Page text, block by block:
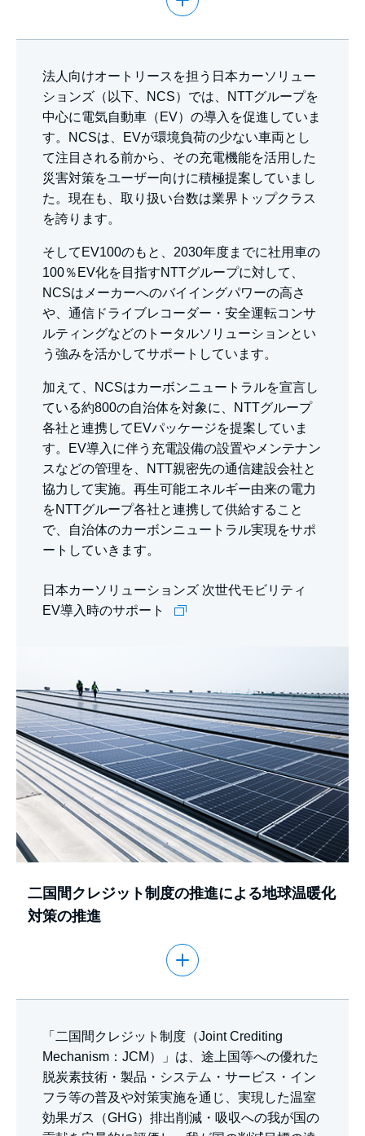
法人向けオートリースを担う日本カーソリュー
ションズ（以下、NCS）では、NTTグループを
中心に電気自動車（EV）の導入を促進していま
す。NCSは、EVが環境負荷の少ない車両とし
て注目される前から、その充電機能を活用した
災害対策をユーザー向けに積極提案していまし
た。現在も、取り扱い台数は業界トップクラス
を誇ります。
そしてEV100のもと、2030年度までに社用車の
100％EV化を目指すNTTグループに対して、
NCSはメーカーへのバイイングパワーの高さ
や、通信ドライブレコーダー・安全運転コンサ
ルティングなどのトータルソリューションとい
う強みを活かしてサポートしています。
加えて、NCSはカーボンニュートラルを宣言し
ている約800の自治体を対象に、NTTグループ
各社と連携してEVパッケージを提案していま
す。EV導入に伴う充電設備の設置やメンテナン
スなどの管理を、NTT親密先の通信建設会社と
協力して実施。再生可能エネルギー由来の電力
をNTTグループ各社と連携して供給すること
で、自治体のカーボンニュートラル実現をサポ
ートしていきます。
日本カーソリューションズ 次世代モビリティ
EV導入時のサポート
二国間クレジット制度の推進による地球温暖化
対策の推進
「二国間クレジット制度（Joint Crediting
Mechanism：JCM）」は、途上国等への優れた
脱炭素技術・製品・システム・サービス・イン
フラ等の普及や対策実施を通じ、実現した温室
効果ガス（GHG）排出削減・吸収への我が国の